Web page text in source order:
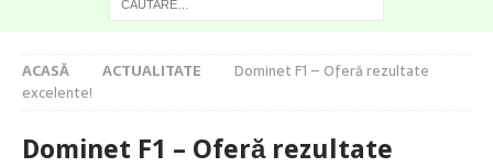
ACASĂ ACTUALITATE
Dominet F1 – Oferă rezultate
excelente!
Dominet F1 – Oferă rezultate